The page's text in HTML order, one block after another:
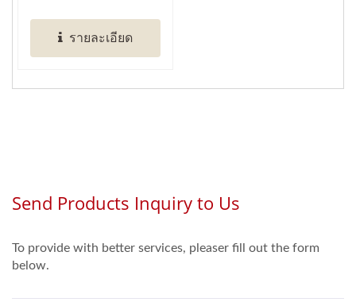
การตลาดอย่างไร้ความ
พยายาม....รายละเอียด